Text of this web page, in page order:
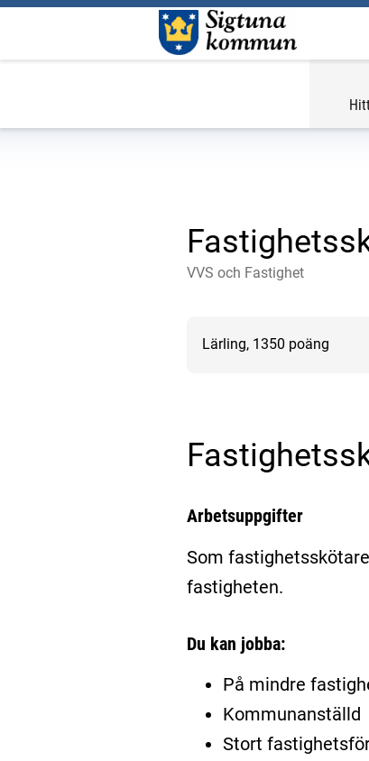
VVS och Fastighet
Lärling, 1350 poäng
Arbetsuppgifter
Som
fastigheten.
Du kan jobba:
På mindre
Kommunanställd
Stort